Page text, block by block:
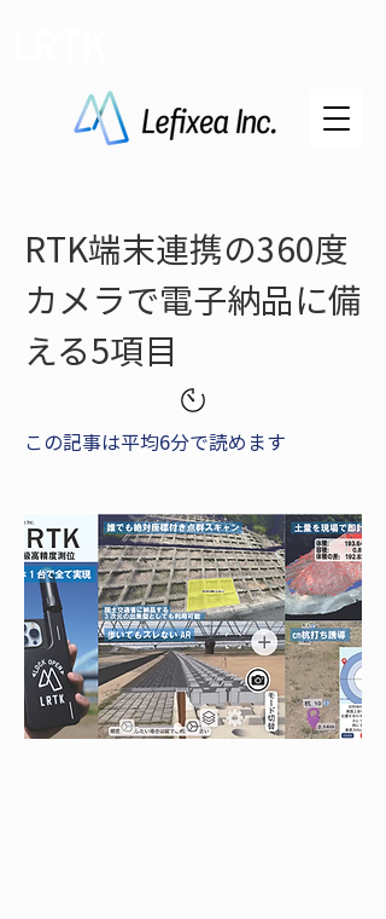
RTK端末連携の360度
カメラで電子納品に備
える5項目
この記事は平均6分で読めます